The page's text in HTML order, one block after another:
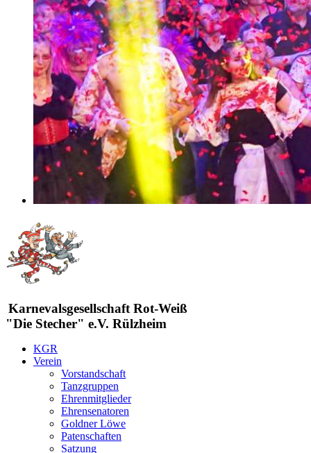
Karnevalsgesellschaft Rot-Weiß
"Die Stecher" e.V. Rülzheim
KGR
Verein
Vorstandschaft
Tanzgruppen
Ehrenmitglieder
Ehrensenatoren
Goldner Löwe
Patenschaften
Satzung